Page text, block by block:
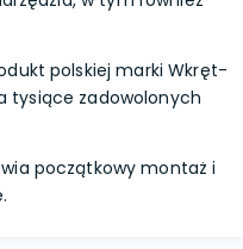
polskiej marki Wkręt-
tysiące zadowolonych
początkowy montaż i